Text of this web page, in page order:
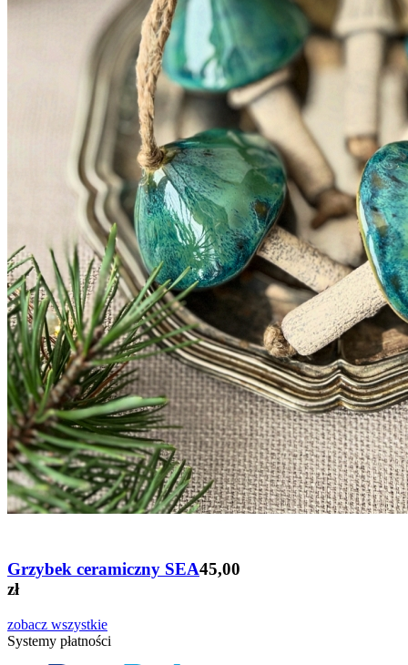
Grzybek ceramiczny SEA45,00
zł
zobacz wszystkie
Systemy płatności